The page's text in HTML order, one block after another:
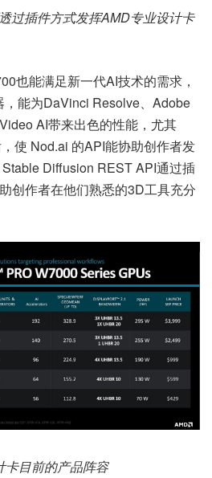
过插件方式发挥AMD专业设计卡
也能满足新一代AI技术的需求，
能为DaVinci Resolve、Adobe
AI带来出色的性能，尤其
使 Nod.ai 的API能协助创作者发
Diffusion REST API通过插
创作者在他们熟悉的3D工具充分
目前的产品阵容